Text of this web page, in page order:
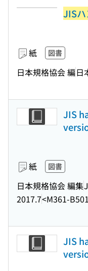
JIS
紙 図書
日本規格協会 編日
JIS
紙 図書
日本規格協会 編集
2017.7<M361-
JIS